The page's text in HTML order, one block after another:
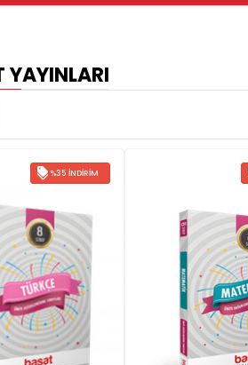
YAYINLARI
%35 İNDIRIM